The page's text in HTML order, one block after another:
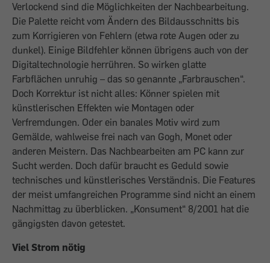
Verlockend sind die Möglichkeiten der Nachbearbeitung.
Die Palette reicht vom Ändern des Bildausschnitts bis
zum Korrigieren von Fehlern (etwa rote Augen oder zu
dunkel). Einige Bildfehler können übrigens auch von der
Digitaltechnologie herrühren. So wirken glatte
Farbflächen unruhig – das so genannte „Farbrauschen“.
Doch Korrektur ist nicht alles: Könner spielen mit
künstlerischen Effekten wie Montagen oder
Verfremdungen. Oder ein banales Motiv wird zum
Gemälde, wahlweise frei nach van Gogh, Monet oder
anderen Meistern. Das Nachbearbeiten am PC kann zur
Sucht werden. Doch dafür braucht es Geduld sowie
technisches und künstlerisches Verständnis. Die Features
der meist umfangreichen Programme sind nicht an einem
Nachmittag zu überblicken. „Konsument“ 8/2001 hat die
gängigsten davon getestet.
Viel Strom nötig